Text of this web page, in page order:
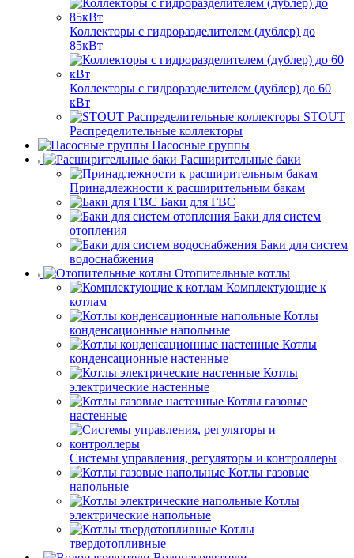
Коллекторы с гидроразделителем (дублер) до
85кВт
Коллекторы с гидроразделителем (дублер) до 60
кВт
STOUT
Распределительные коллекторы
Насосные группы
Расширительные баки
Принадлежности к расширительным бакам
Баки для ГВС
Баки для систем
отопления
Баки для систем
водоснабжения
Отопительные котлы
Комплектующие к
котлам
Котлы
конденсационные напольные
Котлы
конденсационные настенные
Котлы
электрические настенные
Котлы газовые
настенные
Системы управления, регуляторы и контроллеры
Котлы газовые
напольные
Котлы
электрические напольные
Котлы
твердотопливные